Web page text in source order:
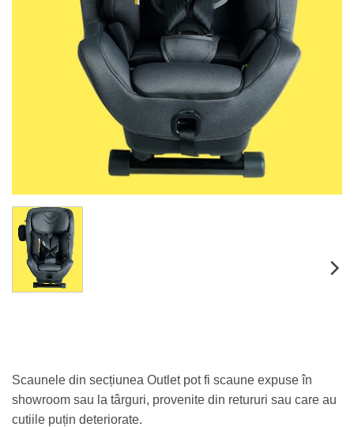
Scaunele din secțiunea Outlet pot fi scaune expuse în
showroom sau la târguri, provenite din retururi sau care au
cutiile puțin deteriorate.